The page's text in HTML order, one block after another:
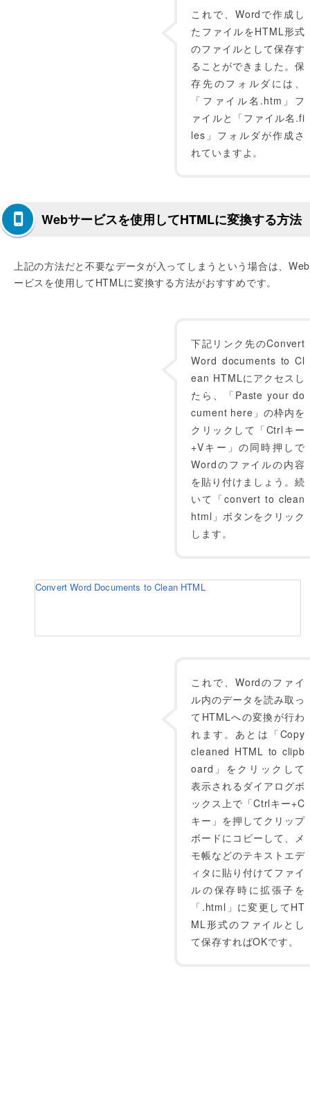
これで、Wordで作成し
たファイルをHTML形式
のファイルとして保存す
ることができました。保
存先のフォルダには、
「ファイル名.htm」フ
ァイルと「ファイル名.fi
les」フォルダが作成さ
れていますよ。
Webサービスを使用してHTMLに変換する方法
上記の方法だと不要なデータが入ってしまうという場合は、
ービスを使用してHTMLに変換する方法がおすすめです。
下記リンク先のConvert
Word documents to Cl
ean HTMLにアクセスし
たら、「Paste your do
cument here」の枠内を
クリックして「Ctrlキー
+Vキー」の同時押しで
Wordのファイルの内容
を貼り付けましょう。続
いて「convert to clean
html」ボタンをクリック
します。
Convert Word Documents to Clean HTML
これで、Wordのファイ
ル内のデータを読み取っ
てHTMLへの変換が行わ
れます。あとは「Copy
cleaned HTML to clipb
oard」をクリックして
表示されるダイアログボ
ックス上で「Ctrlキー+C
キー」を押してクリップ
ボードにコピーして、メ
モ帳などのテキストエデ
ィタに貼り付けてファイ
ルの保存時に拡張子を
「.html」に変更してHT
ML形式のファイルとし
て保存すればOKです。